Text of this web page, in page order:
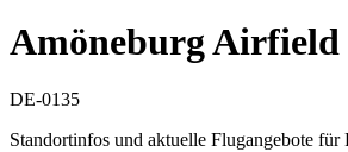
Amöneburg Airfield
DE-0135
Standortinfos und aktuelle Flugangebote für